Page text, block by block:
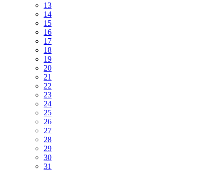
13
14
15
16
17
18
19
20
21
22
23
24
25
26
27
28
29
30
31